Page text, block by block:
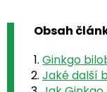
Obsah
Ginkgo
Jaké další